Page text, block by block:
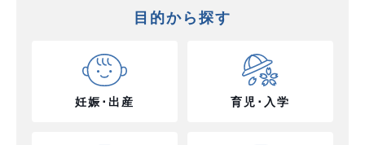
目的から探す
妊娠･出産 育児･入学